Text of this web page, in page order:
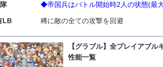
◆帝国兵はバトル開始時2人の状態(最
LB 稀に敵の全ての攻撃を回避
【グラブル】全プレイアブル
性能一覧